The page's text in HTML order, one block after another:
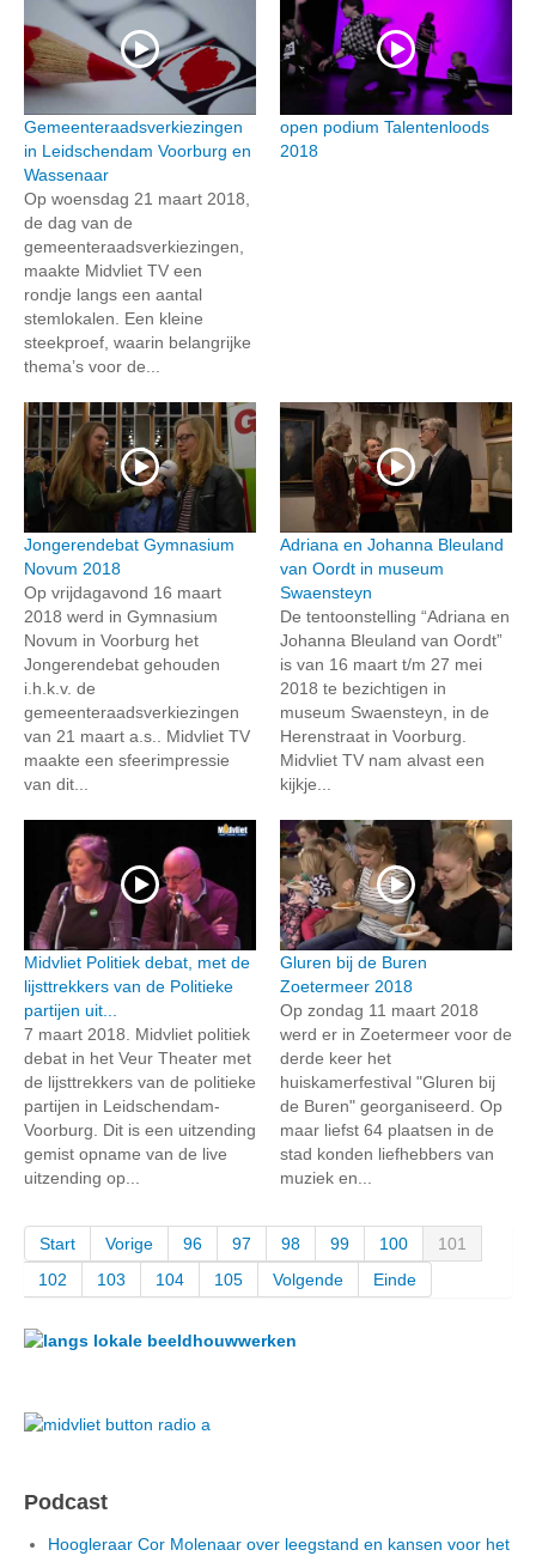
Gemeenteraadsverkiezingen
in Leidschendam Voorburg en
Wassenaar
Op woensdag 21 maart 2018,
de dag van de
gemeenteraadsverkiezingen,
maakte Midvliet TV een
rondje langs een aantal
stemlokalen. Een kleine
steekproef, waarin belangrijke
thema’s voor de...
open podium Talentenloods
2018
Jongerendebat Gymnasium
Novum 2018
Op vrijdagavond 16 maart
2018 werd in Gymnasium
Novum in Voorburg het
Jongerendebat gehouden
i.h.k.v. de
gemeenteraadsverkiezingen
van 21 maart a.s.. Midvliet TV
maakte een sfeerimpressie
van dit...
Adriana en Johanna Bleuland
van Oordt in museum
Swaensteyn
De tentoonstelling “Adriana en
Johanna Bleuland van Oordt”
is van 16 maart t/m 27 mei
2018 te bezichtigen in
museum Swaensteyn, in de
Herenstraat in Voorburg.
Midvliet TV nam alvast een
kijkje...
Midvliet Politiek debat, met de
lijsttrekkers van de Politieke
partijen uit...
7 maart 2018. Midvliet politiek
debat in het Veur Theater met
de lijsttrekkers van de politieke
partijen in Leidschendam-
Voorburg. Dit is een uitzending
gemist opname van de live
uitzending op...
Gluren bij de Buren
Zoetermeer 2018
Op zondag 11 maart 2018
werd er in Zoetermeer voor de
derde keer het
huiskamerfestival "Gluren bij
de Buren" georganiseerd. Op
maar liefst 64 plaatsen in de
stad konden liefhebbers van
muziek en...
Start Vorige 96 97 98 99 100
101
102
103 104 105 Volgende Einde
Podcast
Hoogleraar Cor Molenaar over leegstand en kansen voor het